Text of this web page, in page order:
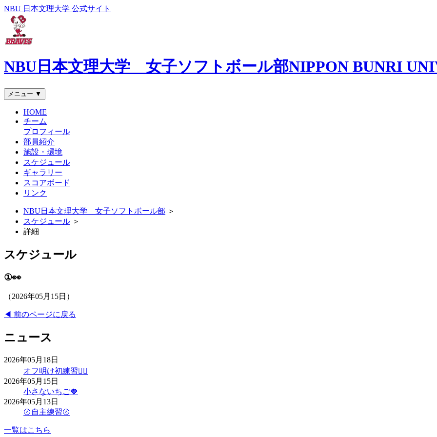
NBU 日本文理大学 公式サイト
NBU日本文理大学 女子ソフトボール部NIPPON BUNRI
メニュー ▼
HOME
チーム
プロフィール
部員紹介
施設・環境
スケジュール
ギャラリー
スコアボード
リンク
NBU日本文理大学 女子ソフトボール部 ＞
スケジュール ＞
詳細
スケジュール
①👀
（2026年05月15日）
◀ 前のページに戻る
ニュース
2026年05月18日
オフ明け初練習❤️‍🔥
2026年05月15日
小さないちご🍓
2026年05月13日
🥎自主練習🥎
一覧はこちら